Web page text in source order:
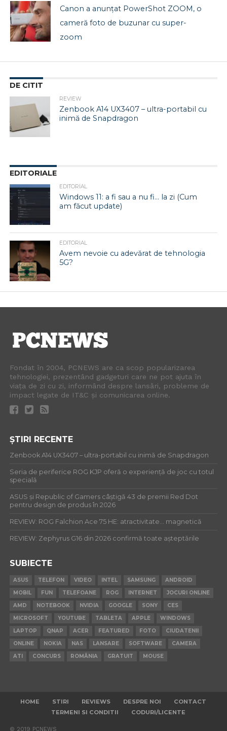
Canon a anunțat PowerShot ZOOM, o
cameră foto de buzunar cu super-
zoom
DE CITIT
REVIEW
Zenbook A14 UX3407 – ultra-portabil cu
inimă de Snapdragon
EDITORIALE
EDITORIAL
Windows 11: a fi sau a nu fi… la zi (Cum
am făcut update)
EDITORIAL
Avem nevoie cu adevărat de tehnologia
5G?
Fondat în 2004, PCNEWS are ca scop popularizarea
tehnologiei, prezentând gadgeturi care ne pot ajuta în
viața de zi cu zi, informând despre lansări, probleme de
impact legate de IT&C și comunicarea online.
ȘTIRI RECENTE
Zenbook A14 UX3407 – ultra-portabil cu inimă de Snapdragon
Seria de periferice ROG KJP oferă o experiență de joc cu totul
specială
ASUS și Republic of Gamers câștigă 43 de premii Red Dot
pentru design de produs în 2026
REVIEW: ROG Falchion Ace 75 HE: atractivitate… magnetică
REVIEW: Zephyrus G16 din 2026 confirmă toate așteptările
SUBIECTE
ASUS TELEFON VIDEO INTEL SAMSUNG
ANDROID
MOBIL
FUN TELEFOANE ROG INTERNET
JOCURI ONLINE
AMD
NOTEBOOK NVIDIA GOOGLE SONY
CES
MICROSOFT
YOUTUBE TABLETA APPLE
WINDOWS
LAPTOP
QNAP ACER FEATURED FOTO
CIUDATENII
ONLINE
NOKIA NAS LANSARE SOFTWARE
CAMERA
ATI
CONCURS ROMÂNIA GRATUIT MOUSE
HOME STIRI REVIEWS DESPRE NOI
CONTACT
TERMENI SI CONDITII
CODURI/LICENTE
© 2019 PCNEWS